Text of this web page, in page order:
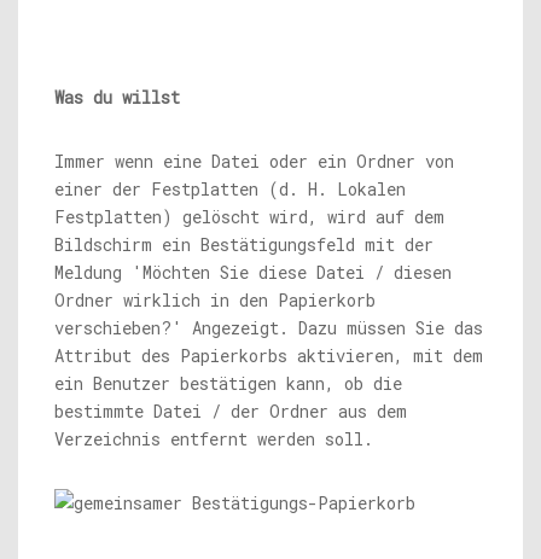
Was du willst
Immer wenn eine Datei oder ein Ordner von
einer der Festplatten (d. H. Lokalen
Festplatten) gelöscht wird, wird auf dem
Bildschirm ein Bestätigungsfeld mit der
Meldung 'Möchten Sie diese Datei / diesen
Ordner wirklich in den Papierkorb
verschieben?' Angezeigt. Dazu müssen Sie das
Attribut des Papierkorbs aktivieren, mit dem
ein Benutzer bestätigen kann, ob die
bestimmte Datei / der Ordner aus dem
Verzeichnis entfernt werden soll.